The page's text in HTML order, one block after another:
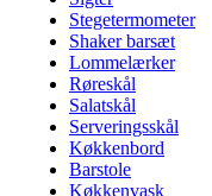
Stegetermometer
Shaker barsæt
Lommelærker
Røreskål
Salatskål
Serveringsskål
Køkkenbord
Barstole
Køkkenvask